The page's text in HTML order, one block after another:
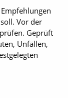
Vor der
Geprüft
Unfällen,